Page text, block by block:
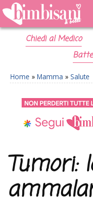
Chiedi al Medico
Home » Mamma » Salute
Tumori: